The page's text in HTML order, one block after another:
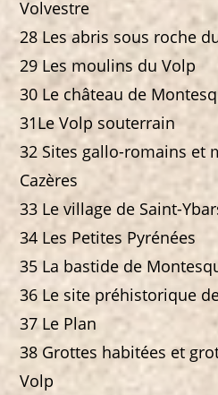
Volvestre
28 Les abris sous roche
29 Les moulins du Volp
30 Le château de
31Le Volp souterrain
32 Sites gallo-romains et
Cazères
33 Le village de Saint-
34 Les Petites Pyrénées
35 La bastide de
36 Le site préhistorique
37 Le Plan
38 Grottes habitées et
Volp